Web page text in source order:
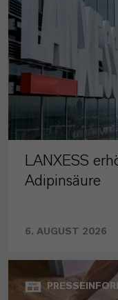
LANXESS
Adipinsäure
6. AUGUST 2026